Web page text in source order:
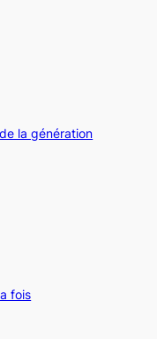
la génération
fois